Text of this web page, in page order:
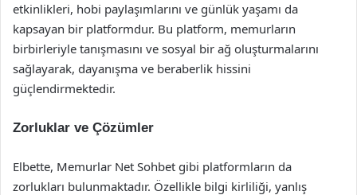
etkinlikleri, hobi paylaşımlarını ve günlük yaşamı da
kapsayan bir platformdur. Bu platform, memurların
birbirleriyle tanışmasını ve sosyal bir ağ oluşturmalarını
sağlayarak, dayanışma ve beraberlik hissini
güçlendirmektedir.
Zorluklar ve Çözümler
Elbette, Memurlar Net Sohbet gibi platformların da
zorlukları bulunmaktadır. Özellikle bilgi kirliliği, yanlış